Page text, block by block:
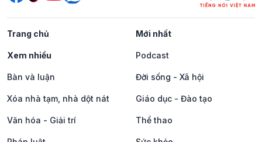
Trang chủ Mới nhất
Xem nhiều Podcast
Bàn và luận Đời sống - Xã hội
Xóa nhà tạm, nhà dột nát Giáo dục - Đào tạo
Văn hóa - Giải trí Thể thao